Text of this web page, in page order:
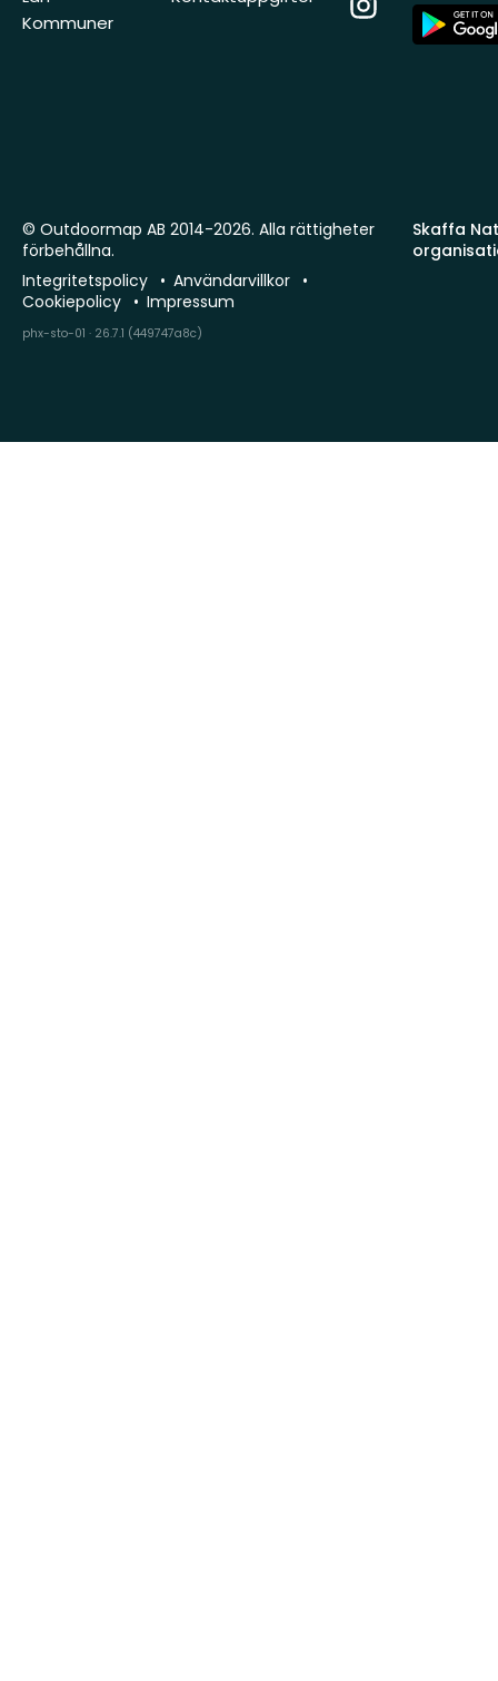
Kommuner
App
Store
Skaffa
© Outdoormap AB 2014-2026. Alla rättigheter
förbehållna.
Integritetspolicy
Användarvillkor
Cookiepolicy
Impressum
phx-sto-01 · 26.7.1 (449747a8c)